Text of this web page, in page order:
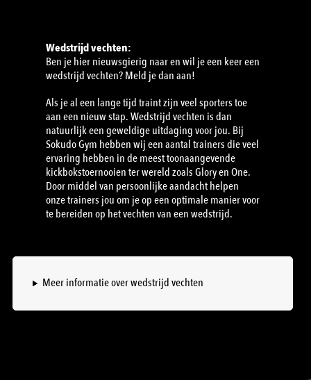
Wedstrijd vechten:
Ben je hier nieuwsgierig naar en wil je een keer een
wedstrijd vechten? Meld je dan aan!
Als je al een lange tijd traint zijn veel sporters toe
aan een nieuw stap. Wedstrijd vechten is dan
natuurlijk een geweldige uitdaging voor jou. Bij
Sokudo Gym hebben wij een aantal trainers die veel
ervaring hebben in de meest toonaangevende
kickbokstoernooien ter wereld zoals Glory en One.
Door middel van persoonlijke aandacht helpen
onze trainers jou om je op een optimale manier voor
te bereiden op het vechten van een wedstrijd.
Meer informatie over wedstrijd vechten